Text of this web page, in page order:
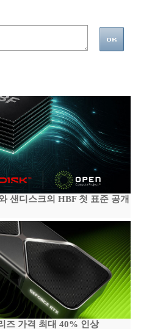
샌디스크의 HBF 첫 표준 공개
즈 가격 최대 40% 인상